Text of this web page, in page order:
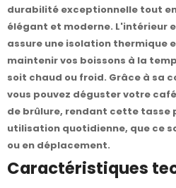
durabilité exceptionnelle tout
élégant et moderne. L'intérieur
assure une isolation
maintenir vos boissons à la
soit chaud ou froid. Grâce à sa
vous pouvez déguster votre
de brûlure, rendant cette tasse
utilisation quotidienne, que ce
ou en déplacement.
Caractéristiques